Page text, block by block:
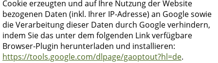
Cookie erzeugten und auf Ihre Nutzung der Website
bezogenen Daten (inkl. Ihrer IP-Adresse) an Google sowie
die Verarbeitung dieser Daten durch Google verhindern,
indem Sie das unter dem folgenden Link verfügbare
Browser-Plugin herunterladen und installieren:
https://tools.google.com/dlpage/gaoptout?hl=de.